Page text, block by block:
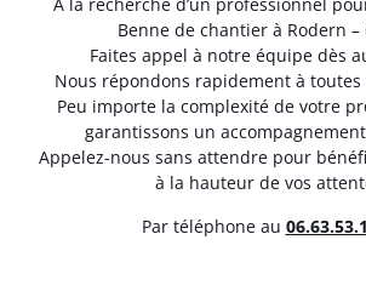
À la recherche d’un professionnel
Benne de chantier à Rodern –
Faites appel à notre équipe dès
Nous répondons rapidement à toutes
Peu importe la complexité de votre
garantissons un
Appelez-nous sans attendre pour
à la hauteur de vos
Par téléphone au